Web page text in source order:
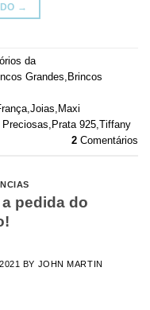
→
da
Grandes Brincos
Joias Maxi
Preciosas Prata 925 Tiffany
2 Comentários
pedida do
BY JOHN MARTIN